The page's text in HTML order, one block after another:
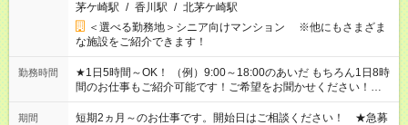
茅ケ崎駅 / 香川駅 / 北茅ケ崎駅
＜選べる勤務地＞シニア向けマンション ※他にもさまざま
な施設をご紹介できます！
勤務時間
★1日5時間～OK！ （例）9:00～18:00のあいだ もちろん1日8時
間のお仕事もご紹介可能です！ご希望をお聞かせください！★家
庭の都合でお休みが必要な場合も遠慮なくご相談ください。 ※
週最低15時間以上の勤務が必要です
期間
短期2ヵ月～のお仕事です。開始日はご相談ください！ ★急募